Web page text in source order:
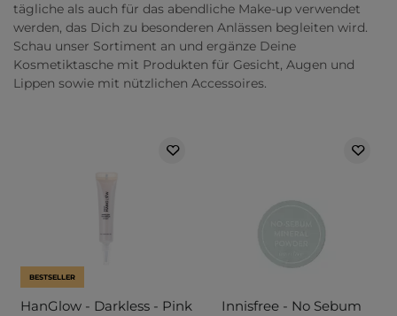
tägliche als auch für das abendliche Make-up verwendet
werden, das Dich zu besonderen Anlässen begleiten wird.
Schau unser Sortiment an und ergänze Deine
Kosmetiktasche mit Produkten für Gesicht, Augen und
Lippen sowie mit nützlichen Accessoires.
BESTSELLER
HanGlow - Darkless - Pink
Innisfree - No Sebum